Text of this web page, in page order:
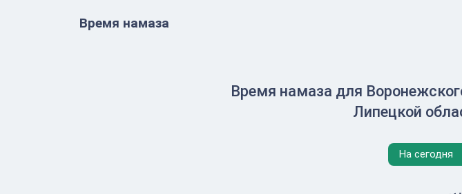
Время намаза
Время намаза для
Липецкой
На сегодня